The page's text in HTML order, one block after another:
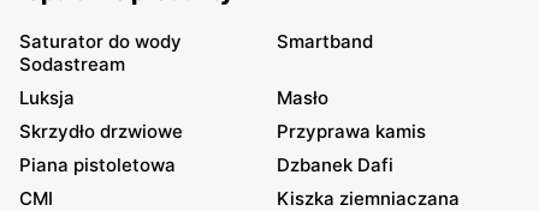
Saturator do wody
Sodastream
Smartband
Luksja
Masło
Skrzydło drzwiowe
Przyprawa kamis
Piana pistoletowa
Dzbanek Dafi
CMI
Kiszka ziemniaczana